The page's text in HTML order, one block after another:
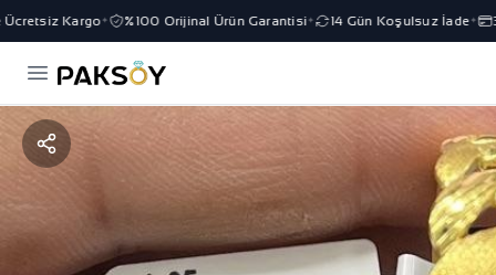
Kargo✦ %100 Orijinal Ürün Garantisi✦ 14 Gün Koşulsuz İade✦ 3